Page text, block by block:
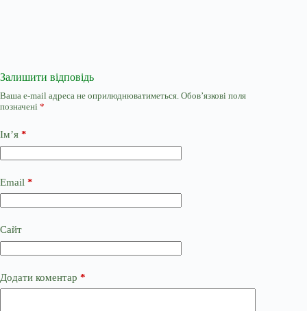
Залишити відповідь
Ваша e-mail адреса не оприлюднюватиметься. Обов’язкові поля
позначені *
Ім’я *
Email *
Сайт
Додати коментар *